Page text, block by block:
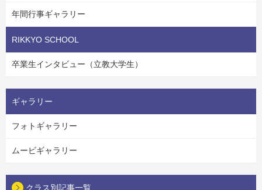
年間行事ギャラリー
RIKKYO SCHOOL
卒業生インタビュー（立教大学生）
ギャラリー
フォトギャラリー
ムービギャラリー
クラス別記事一覧